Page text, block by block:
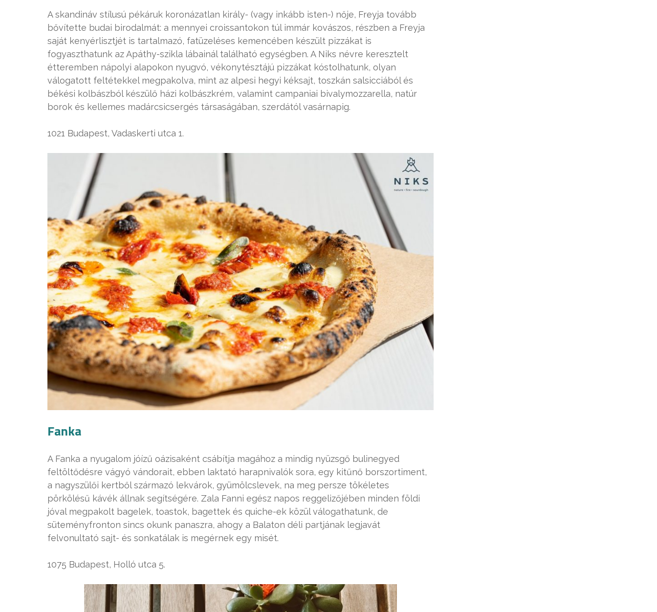
A skandináv stílusú pékáruk koronázatlan király- (vagy inkább isten-) nője, Freyja tovább
bővítette budai birodalmát: a mennyei croissantokon túl immár kovászos, részben a Freyja
saját kenyérlisztjét is tartalmazó, fatüzeléses kemencében készült pizzákat is
fogyaszthatunk az Apáthy-szikla lábainál található egységben. A Niks névre keresztelt
étteremben nápolyi alapokon nyugvó, vékonytésztájú pizzákat kóstolhatunk, olyan
válogatott feltétekkel megpakolva, mint az alpesi hegyi kéksajt, toszkán salsicciából és
békési kolbászból készülő házi kolbászkrém, valamint campaniai bivalymozzarella, natúr
borok és kellemes madárcsicsergés társaságában, szerdától vasárnapig.
1021 Budapest, Vadaskerti utca 1.
Fanka
A Fanka a nyugalom jóízű oázisaként csábítja magához a mindig nyüzsgő bulinegyed
feltöltődésre vágyó vándorait, ebben laktató harapnivalók sora, egy kitűnő borszortiment,
a nagyszülői kertből származó lekvárok, gyümölcslevek, na meg persze tökéletes
pörkölésű kávék állnak segítségére. Zala Fanni egész napos reggelizőjében minden földi
jóval megpakolt bagelek, toastok, bagettek és quiche-ek közül válogathatunk, de
süteményfronton sincs okunk panaszra, ahogy a Balaton déli partjának legjavát
felvonultató sajt- és sonkatálak is megérnek egy misét.
1075 Budapest, Holló utca 5.